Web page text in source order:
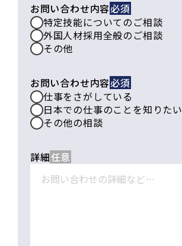
お問い合わせ内容
特定技能についてのご相談
外国人材採用全般のご相談
その他
お問い合わせ内容
仕事をさがしている
日本での仕事のことを知りたい
その他の相談
詳細